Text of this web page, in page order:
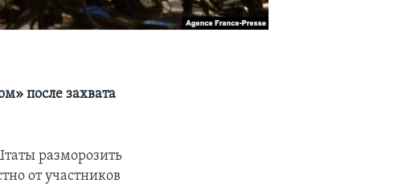
после захвата
разморозить
от участников